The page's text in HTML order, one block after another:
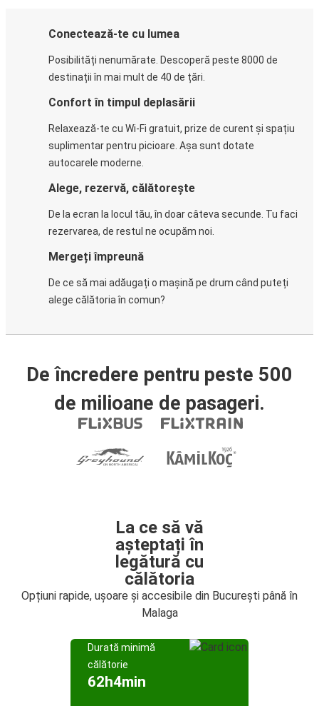
Conectează-te cu lumea
Posibilități nenumărate. Descoperă peste 8000 de
destinații în mai mult de 40 de țări.
Confort în timpul deplasării
Relaxează-te cu Wi-Fi gratuit, prize de curent și spațiu
suplimentar pentru picioare. Așa sunt dotate
autocarele moderne.
Alege, rezervă, călătorește
De la ecran la locul tău, în doar câteva secunde. Tu faci
rezervarea, de restul ne ocupăm noi.
Mergeți împreună
De ce să mai adăugați o mașină pe drum când puteți
alege călătoria în comun?
De încredere pentru peste 500
de milioane de pasageri.
La ce să vă
așteptați în
legătură cu
călătoria
Opțiuni rapide, ușoare și accesibile din București până în
Malaga
Durată minimă
călătorie
62h4min